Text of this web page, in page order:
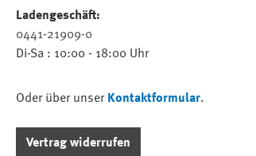
Ladengeschäft:
0441-21909-0
Di-Sa : 10:00 - 18:00 Uhr
Oder über unser Kontaktformular.
Vertrag widerrufen